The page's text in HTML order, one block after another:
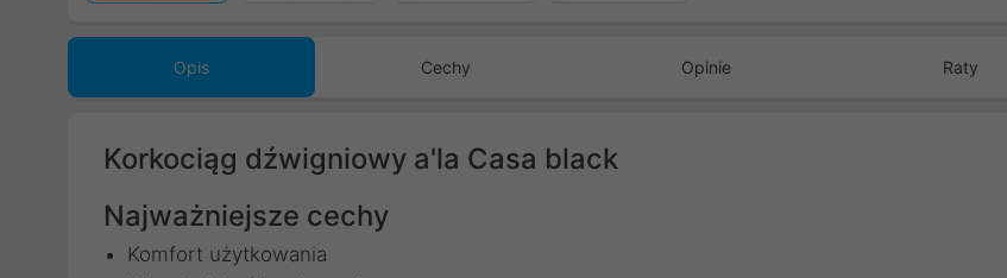
Opis Cechy Opinie Raty
Korkociąg dźwigniowy a'la Casa black
Najważniejsze cechy
Komfort użytkowania